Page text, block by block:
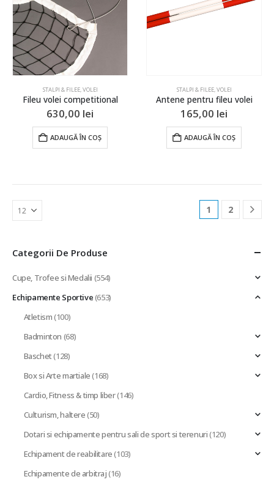
STALPI & FILEE,VOLEI
Fileu volei competitional
630,00 lei
ADAUGĂ ÎN COȘ
STALPI & FILEE,VOLEI
Antene pentru fileu volei
165,00 lei
ADAUGĂ ÎN COȘ
1 2
Categorii De Produse
Cupe, Trofee si Medalii (554)
Echipamente Sportive(653)
Atletism(100)
Badminton (68)
Baschet(128)
Box si Arte martiale(168)
Cardio, Fitness & timp liber(146)
Culturism, haltere(50)
Dotari si echipamente pentru sali de sport si terenuri(120)
Echipament de reabilitare(103)
Echipamente de arbitraj(16)